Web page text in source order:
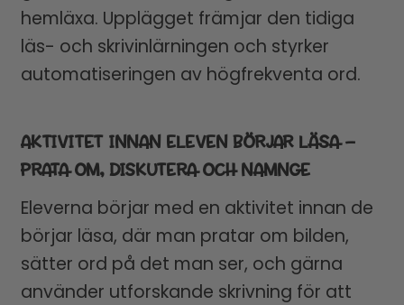
hemläxa. Upplägget främjar den tidiga
läs- och skrivinlärningen och styrker
automatiseringen av högfrekventa ord.
AKTIVITET INNAN ELEVEN BÖRJAR LÄSA –
PRATA OM, DISKUTERA OCH NAMNGE
Eleverna börjar med en aktivitet innan de
börjar läsa, där man pratar om bilden,
sätter ord på det man ser, och gärna
använder utforskande skrivning för att